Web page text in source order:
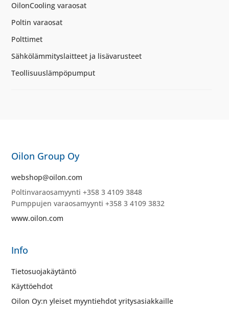
OilonCooling varaosat
Poltin varaosat
Polttimet
Sähkölämmityslaitteet ja lisävarusteet
Teollisuuslämpöpumput
Oilon Group Oy
webshop@oilon.com
Poltinvaraosamyynti +358 3 4109 3848
Pumppujen varaosamyynti +358 3 4109 3832
www.oilon.com
Info
Tietosuojakäytäntö
Käyttöehdot
Oilon Oy:n yleiset myyntiehdot yritysasiakkaille